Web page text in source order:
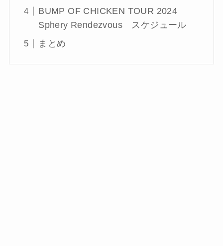
BUMP OF CHICKEN TOUR 2024
Sphery Rendezvous スケジュール
まとめ